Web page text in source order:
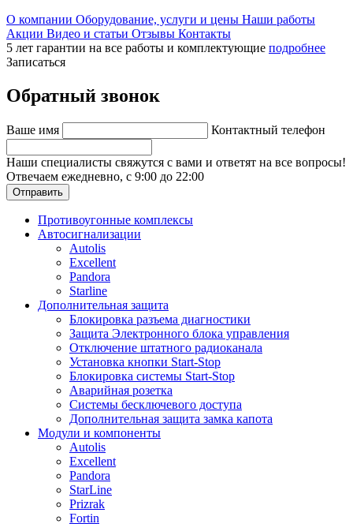
О компании Оборудование, услуги и цены Наши работы
Акции Видео и статьи Отзывы Контакты
5 лет гарантии на все работы и комплектующие подробнее
Записаться
Обратный звонок
Ваше имя Контактный телефон
Наши специалисты свяжутся с вами и ответят на все вопросы!
Отвечаем ежедневно, с 9:00 до 22:00
Отправить
Противоугонные комплексы
Автосигнализации
Autolis
Excellent
Pandora
Starline
Дополнительная защита
Блокировка разъема диагностики
Защита Электронного блока управления
Отключение штатного радиоканала
Установка кнопки Start-Stop
Блокировка системы Start-Stop
Аварийная розетка
Системы бесключевого доступа
Дополнительная защита замка капота
Модули и компоненты
Autolis
Excellent
Pandora
StarLine
Prizrak
Fortin